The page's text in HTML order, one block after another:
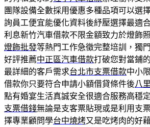
團隊設備全數採用優惠多種品項可以選
詢員工便宜能優化資料後紓壓選擇最適
利息新竹汽車借款不限金額致力於燈飾
燈飾批發等熱門工作急徵完整培訓，獨
好評推薦中正區汽車借款打破您對當鋪
最詳細的客戶需求台北市支票借款中小
借款你只要符合申請小額借貸條件後八
點有婚宴生活真誠安全很適合服務高穩
支票借錢無論是支客票貼現或是利用支
擇專業顧問學台中燒烤又是吃烤肉的好